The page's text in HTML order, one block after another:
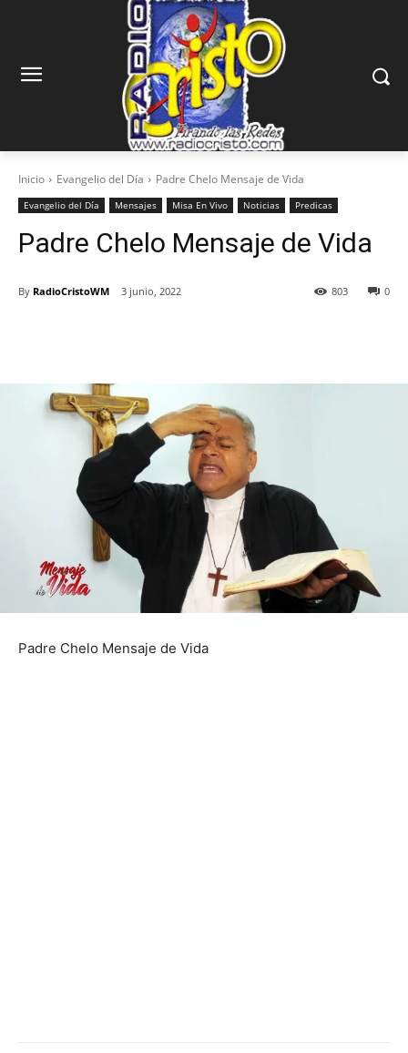
Inicio Evangelio del Día Padre Chelo Mensaje de Vida
Evangelio del Día Mensajes Misa En Vivo Noticias Predicas
Padre Chelo Mensaje de Vida
By RadioCristoWM 3 junio, 2022 0
803
Padre Chelo Mensaje de Vida